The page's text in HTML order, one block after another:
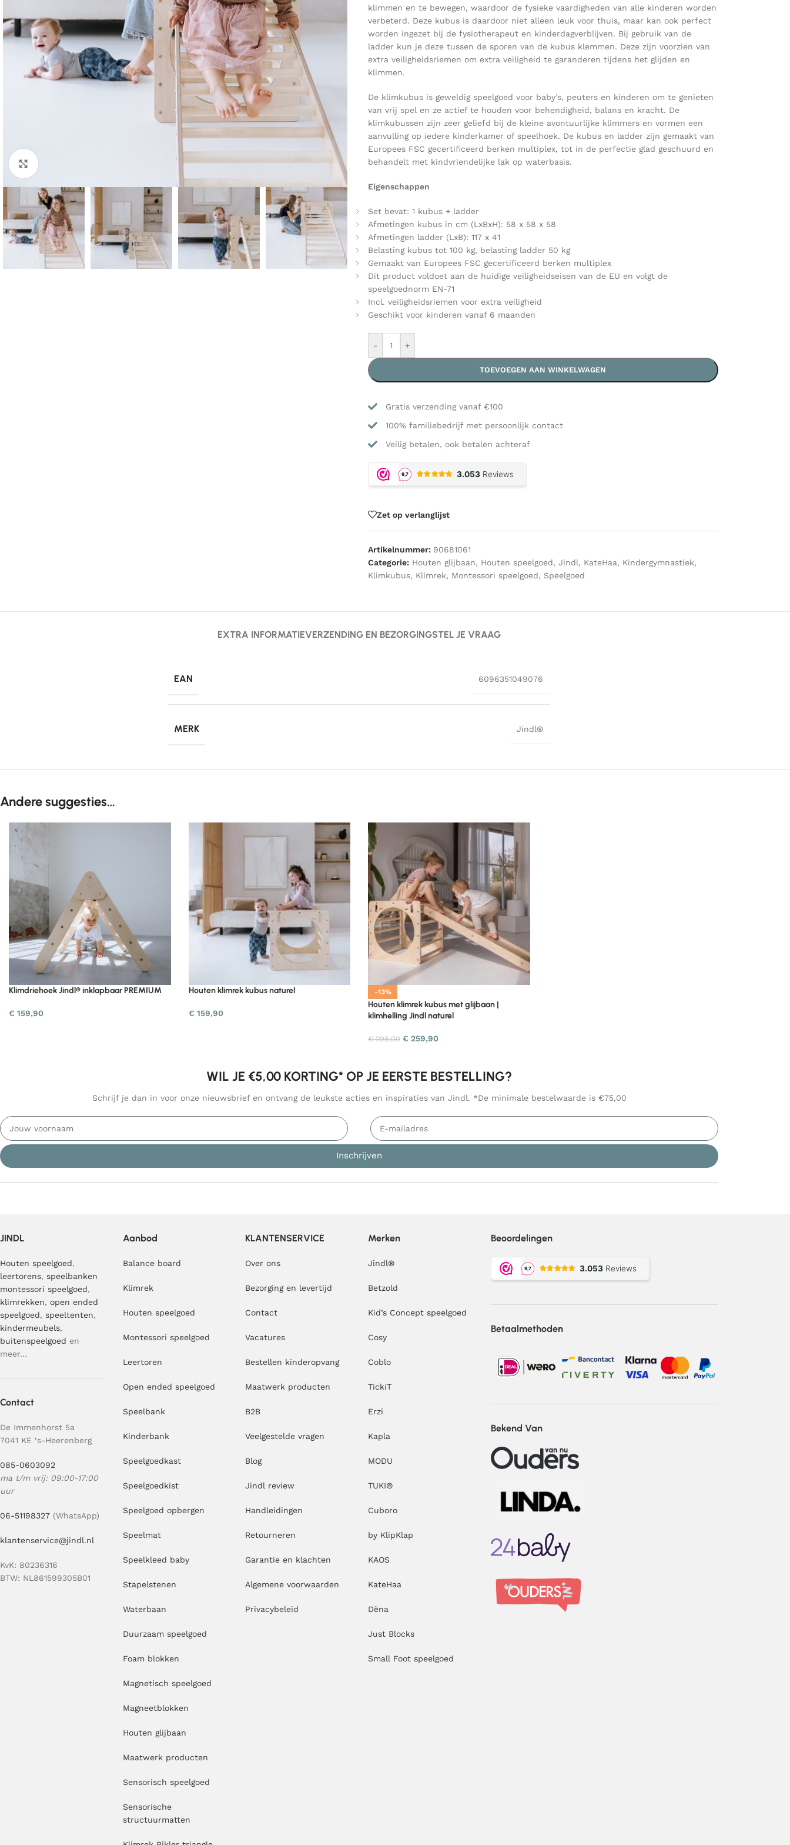
klimmen en te bewegen, waardoor de fysieke vaardigheden van alle kinderen worden
verbeterd. Deze kubus is daardoor niet alleen leuk voor thuis, maar kan ook perfect
worden ingezet bij de fysiotherapeut en kinderdagverblijven. Bij gebruik van de
ladder kun je deze tussen de sporen van de kubus klemmen. Deze zijn voorzien van
extra veiligheidsriemen om extra veiligheid te garanderen tijdens het glijden en
klimmen.
De klimkubus is geweldig speelgoed voor baby’s, peuters en kinderen om te genieten
van vrij spel en ze actief te houden voor behendigheid, balans en kracht. De
klimkubussen zijn zeer geliefd bij de kleine avontuurlijke klimmers en vormen een
aanvulling op iedere kinderkamer of speelhoek. De kubus en ladder zijn gemaakt van
Europees FSC gecertificeerd berken multiplex, tot in de perfectie glad geschuurd en
behandelt met kindvriendelijke lak op waterbasis.
Eigenschappen
Set bevat: 1 kubus + ladder
Afmetingen kubus in cm (LxBxH): 58 x 58 x 58
Afmetingen ladder (LxB): 117 x 41
Belasting kubus tot 100 kg, belasting ladder 50 kg
Gemaakt van Europees FSC gecertificeerd berken multiplex
Dit product voldoet aan de huidige veiligheidseisen van de EU en volgt de
speelgoednorm EN-71
Incl. veiligheidsriemen voor extra veiligheid
Geschikt voor kinderen vanaf 6 maanden
- +
TOEVOEGEN AAN WINKELWAGEN
Gratis verzending vanaf €100
100% familiebedrijf met persoonlijk contact
Veilig betalen, ook betalen achteraf
Zet op verlanglijst
Artikelnummer: 90681061
Categorie: Houten glijbaan, Houten speelgoed, Jindl, KateHaa, Kindergymnastiek,
Klimkubus, Klimrek, Montessori speelgoed, Speelgoed
EXTRA INFORMATIEVERZENDING EN BEZORGINGSTEL JE VRAAG
EAN 6096351049076
MERK Jindl®
Andere suggesties…
Klimdriehoek Jindl® inklapbaar PREMIUM
€ 159,90
Houten klimrek kubus naturel
€ 159,90
-13%
Houten klimrek kubus met glijbaan |
klimhelling Jindl naturel
€298,00 € 259,90
WIL JE €5,00 KORTING* OP JE EERSTE BESTELLING?
Schrijf je dan in voor onze nieuwsbrief en ontvang de leukste acties en inspiraties van Jindl. *De minimale bestelwaarde is €75,00
Inschrijven
JINDL
Houten speelgoed,
leertorens, speelbanken
montessori speelgoed,
klimrekken, open ended
speelgoed, speeltenten,
kindermeubels,
buitenspeelgoed en
meer…
Contact
De Immenhorst 5a
7041 KE ‘s-Heerenberg
085-0603092
ma t/m vrij: 09:00-17:00
uur
06-51198327 (WhatsApp)
klantenservice@jindl.nl
KvK: 80236316
BTW: NL861599305B01
Aanbod
Balance board
Klimrek
Houten speelgoed
Montessori speelgoed
Leertoren
Open ended speelgoed
Speelbank
Kinderbank
Speelgoedkast
Speelgoedkist
Speelgoed opbergen
Speelmat
Speelkleed baby
Stapelstenen
Waterbaan
Duurzaam speelgoed
Foam blokken
Magnetisch speelgoed
Magneetblokken
Houten glijbaan
Maatwerk producten
Sensorisch speelgoed
Sensorische
structuurmatten
KLANTENSERVICE
Over ons
Bezorging en levertijd
Contact
Vacatures
Bestellen kinderopvang
Maatwerk producten
B2B
Veelgestelde vragen
Blog
Jindl review
Handleidingen
Retourneren
Garantie en klachten
Algemene voorwaarden
Privacybeleid
Merken
Jindl®
Betzold
Kid’s Concept speelgoed
Cosy
Coblo
TickiT
Erzi
Kapla
MODU
TUKI®
Cuboro
by KlipKlap
KAOS
KateHaa
Dëna
Just Blocks
Small Foot speelgoed
Beoordelingen
Betaalmethoden
Bekend Van